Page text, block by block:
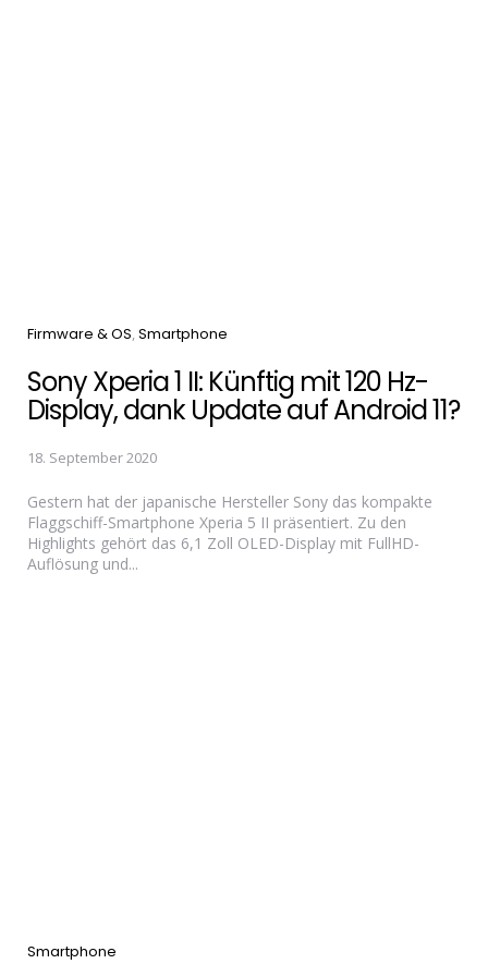
Categories
Firmware & OS Smartphone
Sony Xperia 1 II: Künftig mit 120 Hz-
Display, dank Update auf Android 11?
18. September 2020
Gestern hat der japanische Hersteller Sony das kompakte
Flaggschiff-Smartphone Xperia 5 II präsentiert. Zu den
Highlights gehört das 6,1 Zoll OLED-Display mit FullHD-
Auflösung und...
Categories
Smartphone